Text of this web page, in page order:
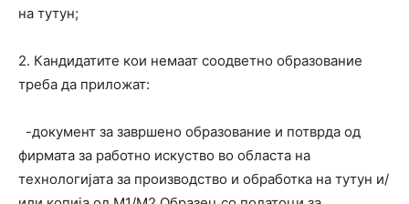
на тутун;
2. Кандидатите кои немаат соодветно образование
треба да приложат:
-документ за завршено образование и потврда од
фирмата за работно искуство во областа на
технологијата за производство и обработка на тутун и/